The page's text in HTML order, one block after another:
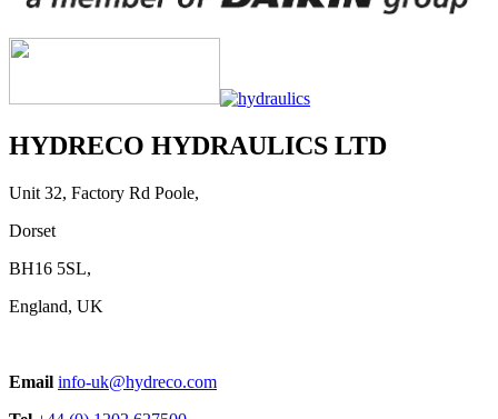
HYDRECO HYDRAULICS LTD
Unit 32, Factory Rd Poole,
Dorset
BH16 5SL,
England, UK
Email info-uk@hydreco.com